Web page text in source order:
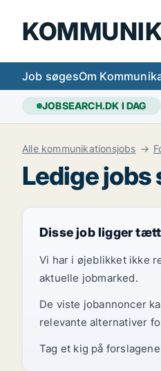
Job søgesOm
JOBSEARCH.DK I DAG
Alle kommunikationsjobs
Ledige
Disse job ligger
Vi har i øjeblikket ikke
aktuelle jobmarked.
De viste jobannoncer
relevante alternativer
Tag et kig på